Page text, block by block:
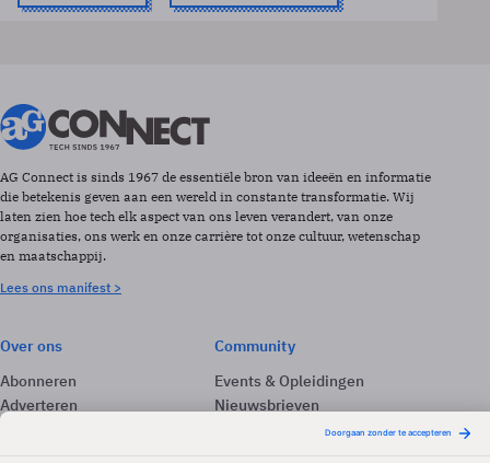
AG Connect is sinds 1967 de essentiële bron van ideeën en informatie
die betekenis geven aan een wereld in constante transformatie. Wij
laten zien hoe tech elk aspect van ons leven verandert, van onze
organisaties, ons werk en onze carrière tot onze cultuur, wetenschap
en maatschappij.
Lees ons manifest >
Over ons
Abonneren
Adverteren
Community
Events & Opleidingen
Nieuwsbrieven